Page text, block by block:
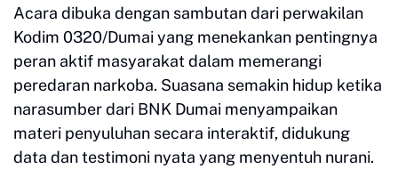
Acara dibuka dengan sambutan dari perwakilan
Kodim 0320/Dumai yang menekankan pentingnya
peran aktif masyarakat dalam memerangi
peredaran narkoba. Suasana semakin hidup ketika
narasumber dari BNK Dumai menyampaikan
materi penyuluhan secara interaktif, didukung
data dan testimoni nyata yang menyentuh nurani.